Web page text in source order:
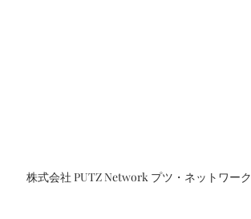
株式会社 PUTZ Network プツ・ネットワーク